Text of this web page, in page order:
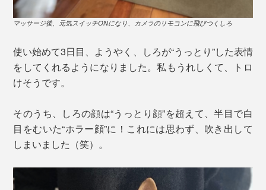
マッサージ後、元気スイッチONになり、カメラのリモコンに飛びつくしろ
使い始めて3日目、ようやく、しろが“うっとり”した表情
をしてくれるようになりました。私もうれしくて、トロ
けそうです。
そのうち、しろの顔は“うっとり顔”を超えて、半目で白
目をむいた“ホラー顔”に！これには思わず、吹き出して
しまいました（笑）。